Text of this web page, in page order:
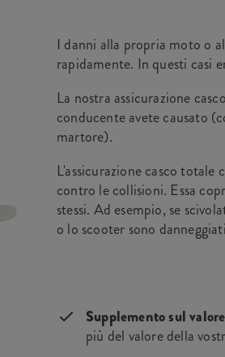
I danni alla propria moto o
rapidamente. In questi casi
La nostra assicurazione
conducente avete causato
martore).
L'assicurazione casco totale
contro le collisioni. Essa
stessi. Ad esempio, se
o lo scooter sono
Supplemento sul
più del valore della